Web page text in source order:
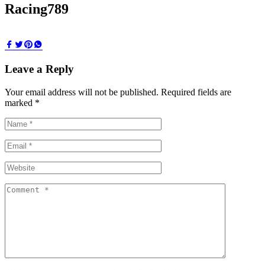
Racing789
Leave a Reply
Your email address will not be published. Required fields are
marked *